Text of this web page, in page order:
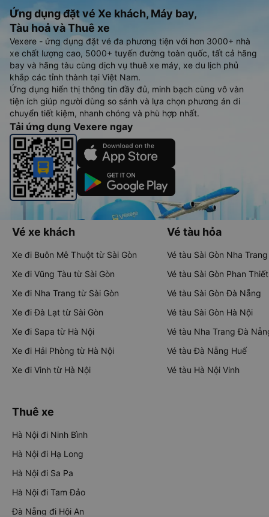
Ứng dụng đặt vé Xe khách, Máy bay,
Tàu hoả và Thuê xe
Vexere - ứng dụng đặt vé đa phương tiện với hơn 3000+ nhà
xe chất lượng cao, 5000+ tuyến đường toàn quốc, tất cả hãng
bay và hãng tàu cùng dịch vụ thuê xe máy, xe du lịch phủ
khắp các tỉnh thành tại Việt Nam.
Ứng dụng hiển thị thông tin đầy đủ, minh bạch cùng vô vàn
tiện ích giúp người dùng so sánh và lựa chọn phương án di
chuyển tiết kiệm, nhanh chóng và phù hợp nhất.
Tải ứng dụng Vexere ngay
Vé xe khách
Xe đi Buôn Mê Thuột từ Sài Gòn
Xe đi Vũng Tàu từ Sài Gòn
Xe đi Nha Trang từ Sài Gòn
Xe đi Đà Lạt từ Sài Gòn
Xe đi Sapa từ Hà Nội
Xe đi Hải Phòng từ Hà Nội
Xe đi Vinh từ Hà Nội
Vé tàu hỏa
Vé tàu Sài Gòn Nha Trang
Vé tàu Sài Gòn Phan Thiết
Vé tàu Sài Gòn Đà Nẵng
Vé tàu Sài Gòn Hà Nội
Vé tàu Nha Trang Đà
Vé tàu Đà Nẵng Huế
Vé tàu Hà Nội Vinh
Thuê xe
Hà Nội đi Ninh Bình
Hà Nội đi Hạ Long
Hà Nội đi Sa Pa
Hà Nội đi Tam Đảo
Đà Nẵng đi Hội An